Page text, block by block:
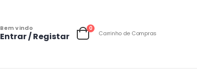
Bem vindo
Entrar / Registar Carrinho
0items
Carrinho de Compras